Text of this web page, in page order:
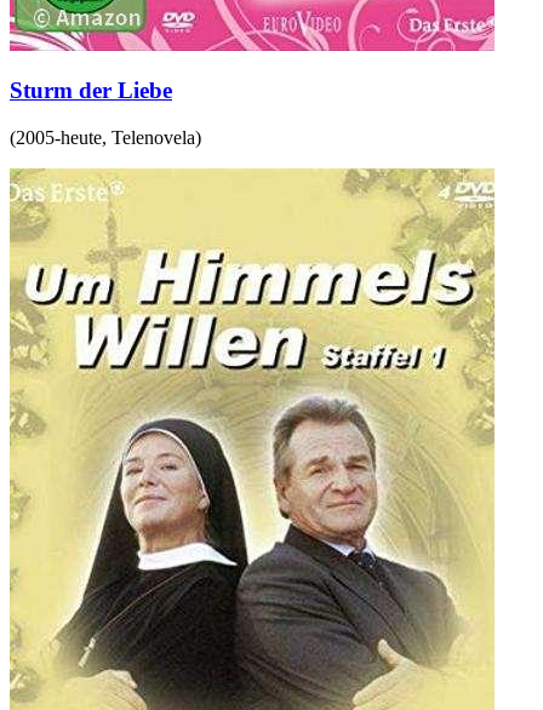
Sturm der Liebe
(2005-heute, Telenovela)